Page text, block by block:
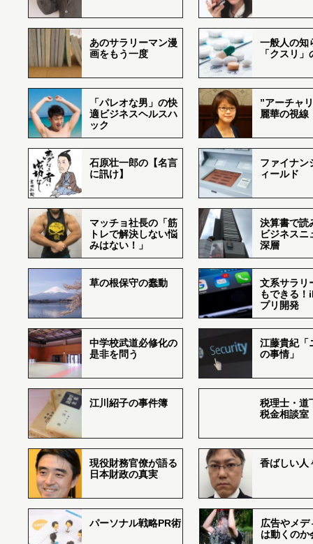
あのサラリーマン漫
画をもう一度
一般人の知
「クスリ
「パレオな男」の快
適ビジネスヘルスハ
ック
”アーチャ
麗華の視線
石原壮一郎の【名言
に訊け】
ファイナン
ィールド
マッチョ社長の「筋
トレで解決しない悩
みはない！」
決算書で読
ビジネスニ
深層
草の根保守の蠢動
文系サラリ
もできる
プリ開発
中学校武道必修化の
是非を問う
江藤貴紀「
の事情」
江川紹子の事件簿
税理士・道
税金相談室
現役財務官僚が語る
日本財政の真実
香ばしい
パーソナル戦略PR術
広告やメデ
は動くのか